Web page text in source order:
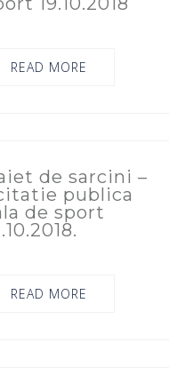
READ MORE
de sarcini –
publica
de sport
READ MORE